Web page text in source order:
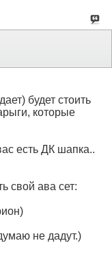
будет стоить
которые
есть ДК шапка..
свой ава сет:
не дадут.)